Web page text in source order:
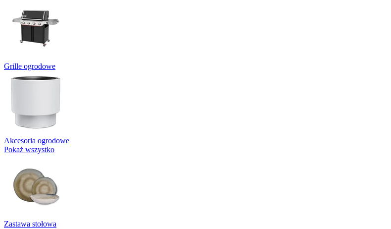
Grille ogrodowe
Akcesoria ogrodowe
Pokaż wszystko
Zastawa stołowa